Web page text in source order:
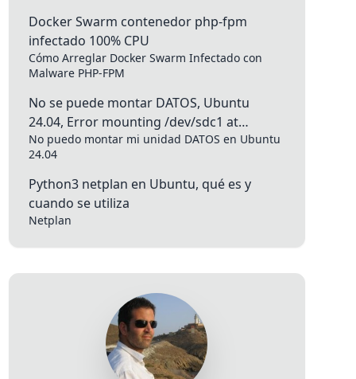
Docker Swarm contenedor php-fpm
infectado 100% CPU
Cómo Arreglar Docker Swarm Infectado con
Malware PHP-FPM
No se puede montar DATOS, Ubuntu
24.04, Error mounting /dev/sdc1 at
/media/raul/DATOS1: mount(2) system call
failed: No such file or directory
No puedo montar mi unidad DATOS en Ubuntu
24.04
Python3 netplan en Ubuntu, qué es y
cuando se utiliza
Netplan